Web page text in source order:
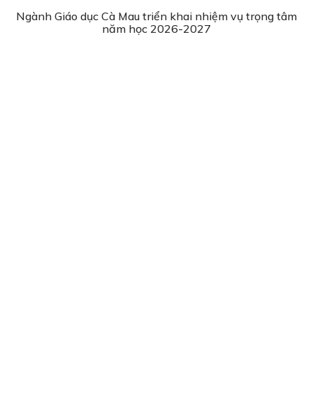
Ngành Giáo dục Cà Mau triển khai nhiệm vụ trọng tâm
năm học 2026-2027